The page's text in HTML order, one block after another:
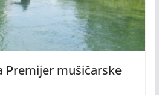
Premijer mušičarske